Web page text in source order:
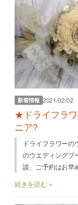
新着情報 2021/02/02
★ドライフラワ
ニア?
ドライフラワー
のウエディングブ
談、ご予約はお早
続きを読む »